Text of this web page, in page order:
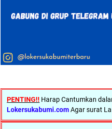
PENTING!! Harap Cantumkan
Lokersukabumi.comAgar surat